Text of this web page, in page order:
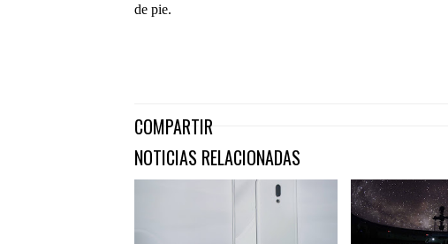
de pie.
COMPARTIR
NOTICIAS RELACIONADAS